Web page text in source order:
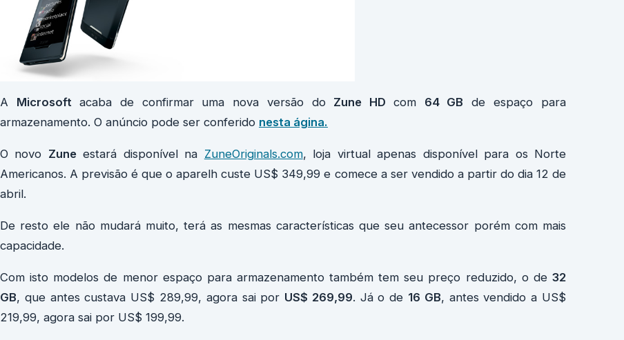
A Microsoft acaba de confirmar uma nova versão do Zune HD com 64 GB de espaço para
armazenamento. O anúncio pode ser conferido nesta ágina.
O novo Zuneestará disponível na ZuneOriginals.com, loja virtual apenas disponível para os Norte
Americanos. A previsão é que o aparelh custe US$ 349,99 e comece a ser vendido a partir do dia 12 de
abril.
De resto ele não mudará muito, terá as mesmas características que seu antecessor porém com mais
capacidade.
Com isto modelos de menor espaço para armazenamento também tem seu preço reduzido, o de 32
GB, que antes custava US$ 289,99, agora sai por US$ 269,99. Já o de 16 GB, antes vendido a US$
219,99, agora sai por US$ 199,99.